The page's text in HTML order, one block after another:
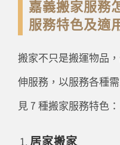
嘉義搬家服務
服務特色及適
搬家不只是搬運物品
伸服務，以服務各種
見 7 種搬家服務特色：
居家搬家